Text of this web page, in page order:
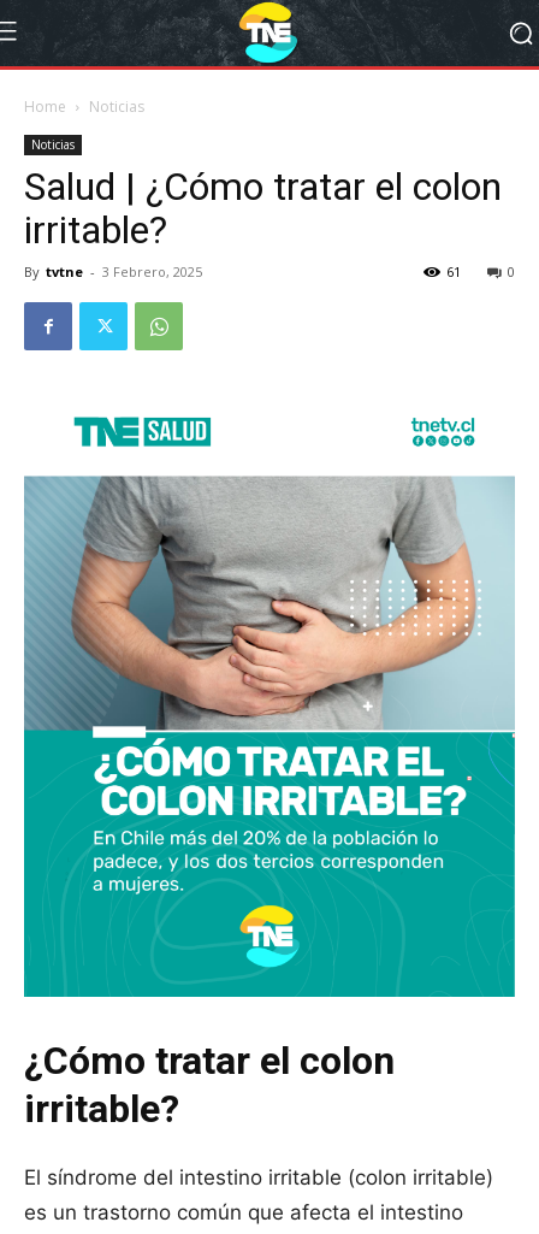
Home Noticias
Noticias
Salud | ¿Cómo tratar el colon
irritable?
By tvtne - 3 Febrero, 2025 0
61
¿Cómo tratar el colon
irritable?
El síndrome del intestino irritable (colon irritable)
es un trastorno común que afecta el intestino